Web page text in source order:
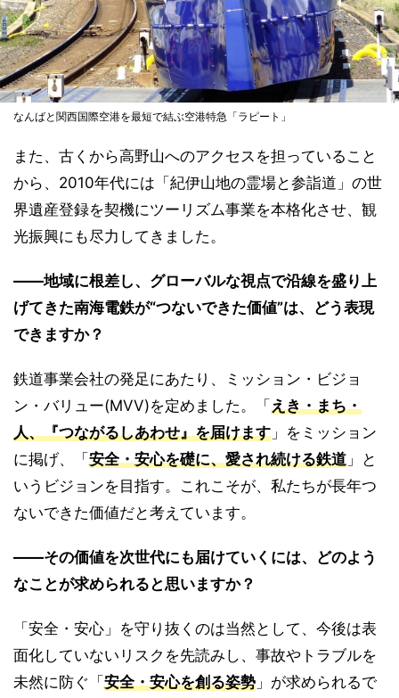
なんばと関西国際空港を最短で結ぶ空港特急「ラピート」
また、古くから高野山へのアクセスを担っていること
から、2010年代には「紀伊山地の霊場と参詣道」の世
界遺産登録を契機にツーリズム事業を本格化させ、観
光振興にも尽力してきました。
――地域に根差し、グローバルな視点で沿線を盛り上
げてきた南海電鉄が“つないできた価値”は、どう表現
できますか？
鉄道事業会社の発足にあたり、ミッション・ビジョ
ン・バリュー(MVV)を定めました。「えき・まち・
人、『つながるしあわせ』を届けます 」をミッション
に掲げ、「安全・安心を礎に、愛され続ける鉄道 」と
いうビジョンを目指す。これこそが、私たちが長年つ
ないできた価値だと考えています。
――その価値を次世代にも届けていくには、どのよう
なことが求められると思いますか？
「安全・安心」を守り抜くのは当然として、今後は表
面化していないリスクを先読みし、事故やトラブルを
未然に防ぐ「安全・安心を創る姿勢 」が求められるで